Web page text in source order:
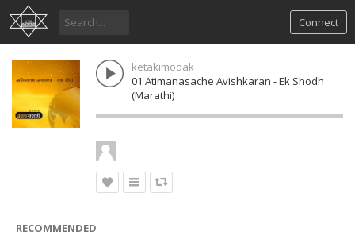
Connect
ketakimodak
01 Atimanasache Avishkaran - Ek Shodh
(Marathi)
RECOMMENDED